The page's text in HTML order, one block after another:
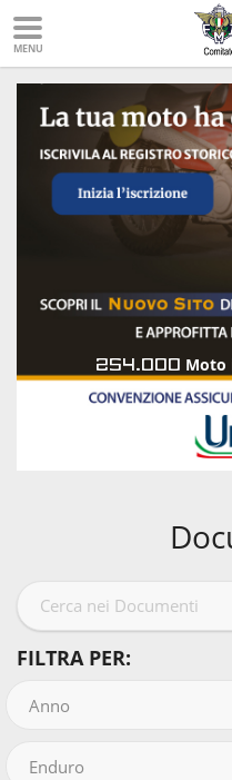
MENU
254.000 Moto
FILTRA PER:
Anno
Enduro